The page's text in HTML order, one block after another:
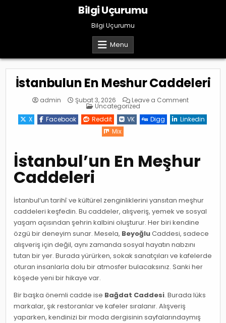
Bilgi Uçurumu
Bilgi Uçurumu
Menu
İstanbulun En Meshur Caddeleri
admin Şubat 3, 2026 Leave a Commenton
Meshur
Caddeleri
Posted
Uncategorized
X
Facebook Reddit VK Digg
Linkedin
Mix
İstanbul’un En Meşhur
Caddeleri
İstanbul’un tarihî ve kültürel zenginliklerini yansıtan meşhur
caddeleri keşfedin. Bu caddeler, alışveriş, yemek ve sosyal
yaşam açısından şehrin kalbini oluşturur. Her biri kendine
özgü bir deneyim sunar. Mesela, BeyoğluCaddesi, sadece
alışveriş için değil, aynı zamanda sosyal hayatın nabzını
tutan bir yer. Burada yürürken, sokak sanatçıları ve kafelerde
oturan insanlarla dolu bir atmosfer bulacaksınız. Sanki her
köşede yeni bir hikaye var.
Bir başka önemli cadde ise Bağdat Caddesi. Burada lüks
markalar, şık restoranlar ve kafeler sıralanır. Alışveriş
yaparken, kendinizi bir moda dergisinin sayfalarındaymış